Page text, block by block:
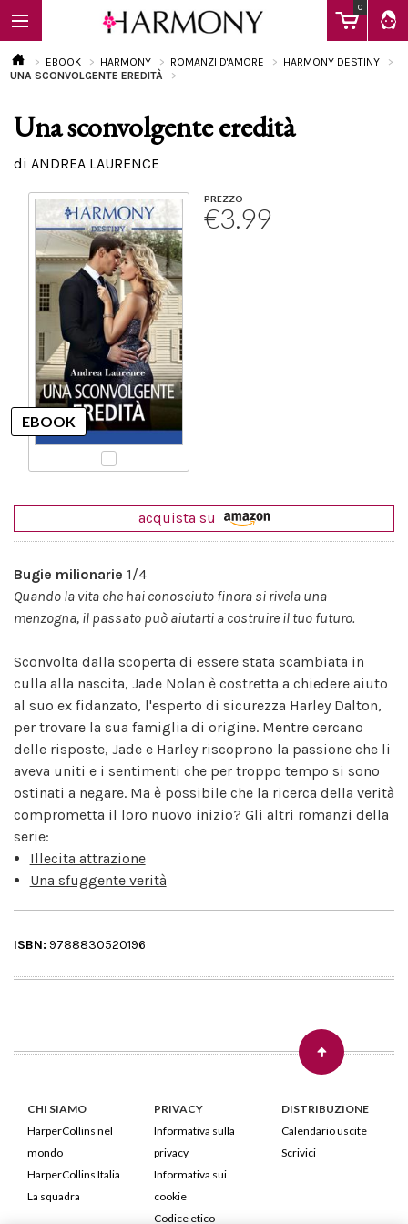
0
EBOOK
Calendario
EBOOK HARMONY ROMANZI D'AMORE
HARMONY DESTINY
UNA SCONVOLGENTE EREDITÀ
Una sconvolgente eredità
di ANDREA LAURENCE
PREZZO
€3.99
acquista su
Bugie milionarie 1/4
Quando la vita che hai conosciuto finora si rivela una
menzogna, il passato può aiutarti a costruire il tuo futuro.
Sconvolta dalla scoperta di essere stata scambiata in
culla alla nascita, Jade Nolan è costretta a chiedere aiuto
al suo ex fidanzato, l'esperto di sicurezza Harley Dalton,
per trovare la sua famiglia di origine. Mentre cercano
delle risposte, Jade e Harley riscoprono la passione che li
aveva uniti e i sentimenti che per troppo tempo si sono
ostinati a negare. Ma è possibile che la ricerca della verità
comprometta il loro nuovo inizio? Gli altri romanzi della
serie:
Illecita attrazione
Una sfuggente verità
ISBN: 9788830520196
CHI SIAMO
HarperCollins nel
mondo
HarperCollins Italia
La squadra
PRIVACY
Informativa sulla
privacy
Informativa sui
cookie
Codice etico
DISTRIBUZIONE
Calendario uscite
Scrivici